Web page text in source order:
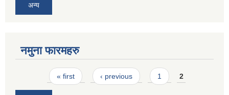
अन्य
नमुना फारमहरु
Pages« first ‹ previous 1 2